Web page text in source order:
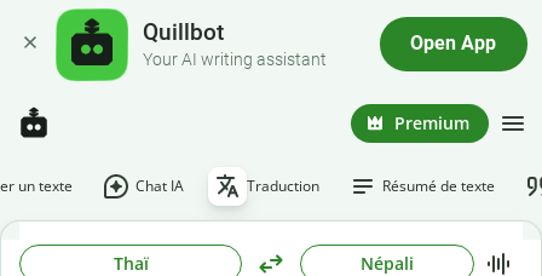
Quillbot
Your AI writing assistant
Open App
Premium
un texte Chat IA Traduction Résumé de texte
Thaï Népali